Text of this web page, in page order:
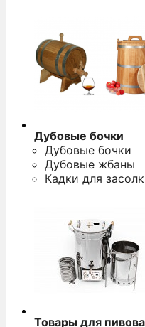
Дубовые бочки
Дубовые бочки
Дубовые жбаны
Кадки для
Товары для